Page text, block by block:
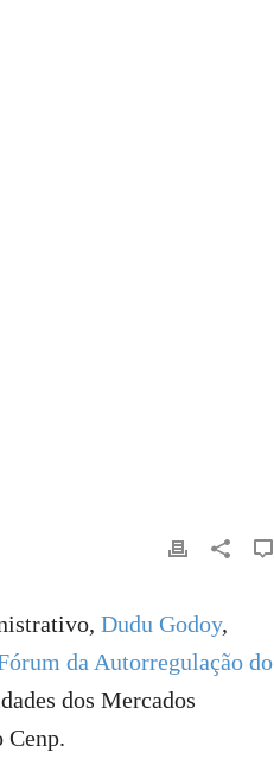
Dudu Godoy,
da Autorregulação do
dos Mercados
Cenp.